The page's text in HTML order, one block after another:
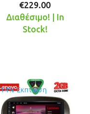
was:
€229.00
Διαθέσιμο! | In
Stock!
14% Έκπτωση